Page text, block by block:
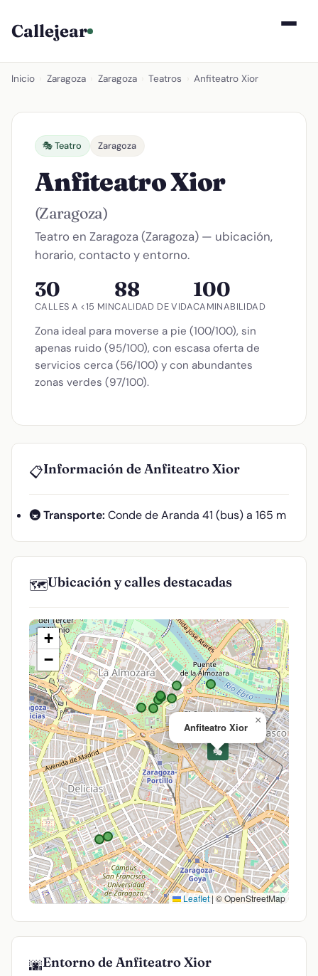
Callejear
Inicio Zaragoza Zaragoza Teatros Anfiteatro Xior
🎭 Teatro Zaragoza
Anfiteatro Xior
(Zaragoza)
Teatro en Zaragoza (Zaragoza) — ubicación,
horario, contacto y entorno.
30
CALLES A <15 MIN
88
CALIDAD DE VIDA
100
CAMINABILIDAD
Zona ideal para moverse a pie (100/100), sin
apenas ruido (95/100), con escasa oferta de
servicios cerca (56/100) y con abundantes
zonas verdes (97/100).
📋Información de Anfiteatro Xior
🚇 Transporte: Conde de Aranda 41 (bus) a 165 m
🗺️Ubicación y calles destacadas
🎭
Anfiteatro Xior
×
+
−
Leaflet|© OpenStreetMap
🌆Entorno de Anfiteatro Xior